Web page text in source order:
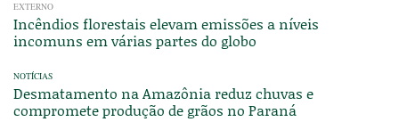
EXTERNO
Incêndios florestais elevam emissões a níveis
incomuns em várias partes do globo
NOTÍCIAS
Desmatamento na Amazônia reduz chuvas e
compromete produção de grãos no Paraná